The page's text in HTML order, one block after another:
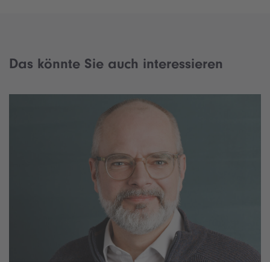
lc
e
Das könnte Sie auch interessieren